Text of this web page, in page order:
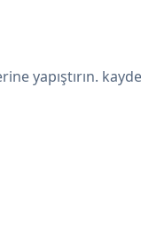
yapıştırın.